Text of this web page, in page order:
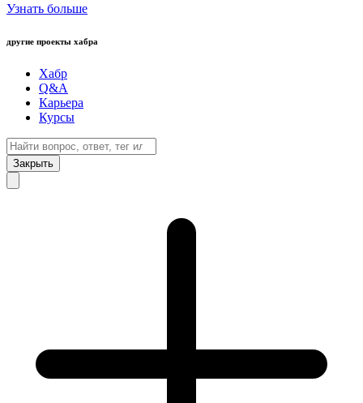
Узнать больше
другие проекты хабра
Хабр
Q&A
Карьера
Курсы
Закрыть